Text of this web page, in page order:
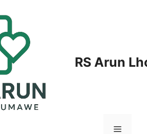
RS Arun
Menu